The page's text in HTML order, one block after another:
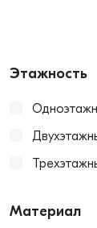
Этажность
Материал